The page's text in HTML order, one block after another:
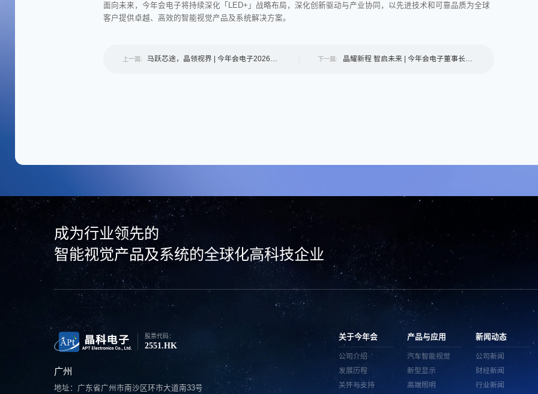
面向未来，今年会电子将持续深化「LED+」战略布局，深化创新驱动与产业协同，以先进技术和可靠品质为全球
客户提供卓越、高效的智能视觉产品及系统解决方案。
上一篇:
马跃芯途，晶领视界 | 今年会电子2026年
下一篇:
晶耀新程 智启未来 | 今年会电子董事长、
成为行业领先的
智能视觉产品及系统的全球化高科技企业
股票代码：
2551.HK
广州
地址：广东省广州市南沙区环市大道南33号
关于今年会
公司介绍
发展历程
关怀与支持
产品与应用
汽车智能视觉
新型显示
高端照明
新闻动态
公司新闻
财经新闻
行业新闻